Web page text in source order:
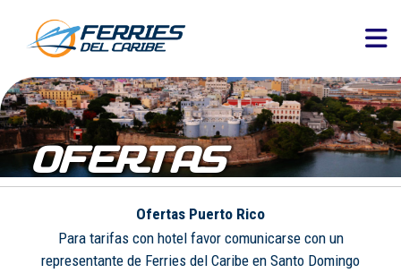
OFERTAS
Ofertas Puerto Rico
Para tarifas con hotel favor comunicarse con un
representante de Ferries del Caribe en Santo Domingo